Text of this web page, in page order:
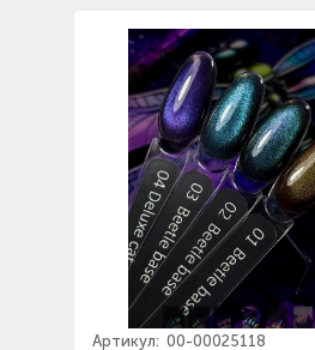
Артикул: 00-00025118